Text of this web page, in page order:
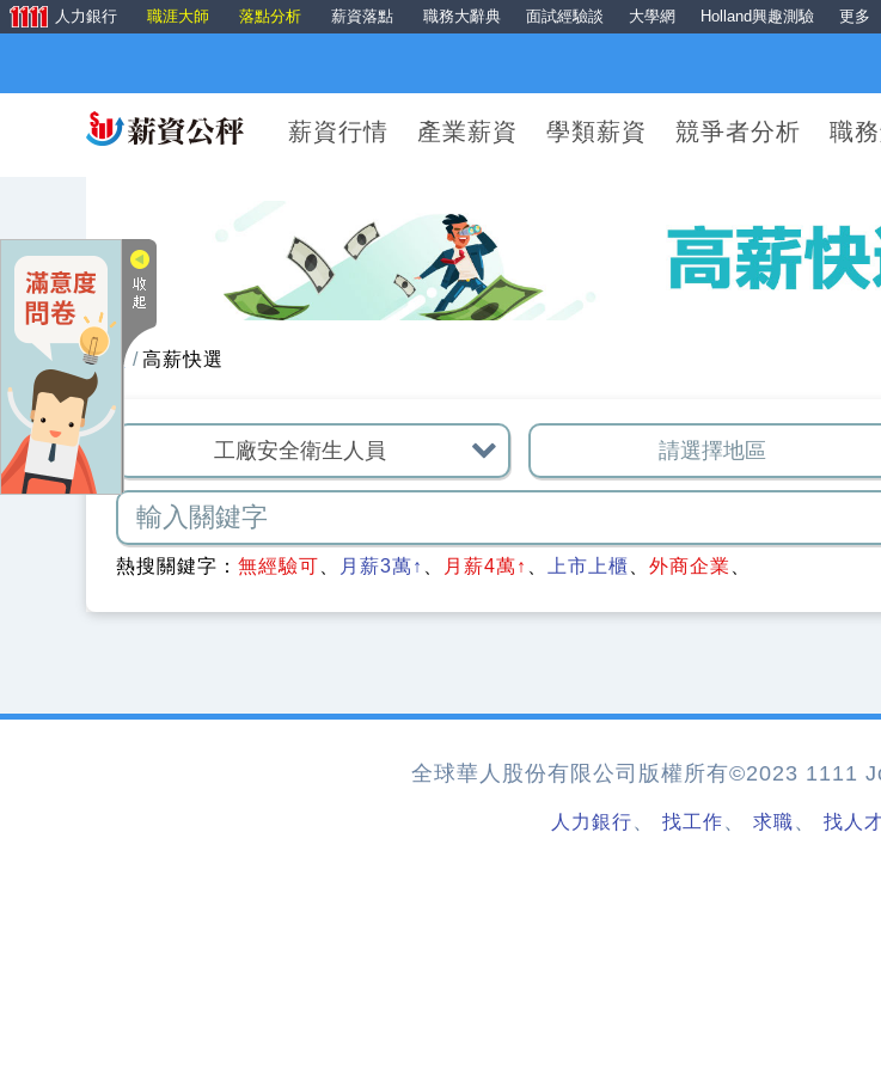
人力銀行 職涯大師 落點分析 薪資落點 職務大辭典 面試經驗談 大學網 Holland興趣測驗 更多
薪資行情 產業薪資 學類薪資 競爭者分析 職
首頁 高薪快選
熱搜關鍵字： 無經驗可 月薪3萬↑ 月薪4萬↑ 上市上櫃 外商企業
全球華人股份有限公司版權所有©2023 1111
人力銀行、 找工作、 求職、 找人